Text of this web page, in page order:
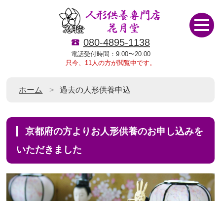
080-4895-1138
電話受付時間：9:00〜20:00
只今、11人の方が閲覧中です。
ホーム 過去の人形供養申込
京都府の方よりお人形供養のお申し込みを
いただきました